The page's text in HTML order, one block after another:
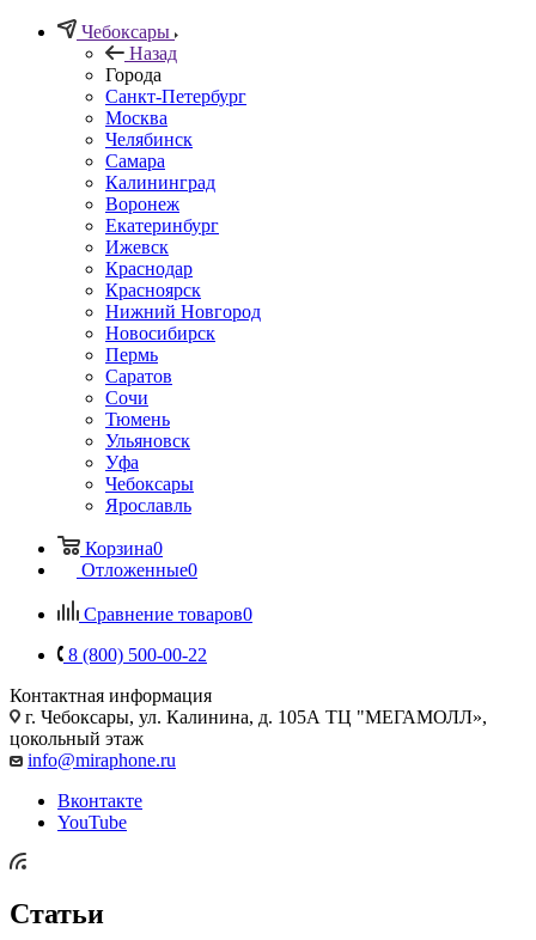
Чебоксары
Назад
Города
Санкт-Петербург
Москва
Челябинск
Самара
Калининград
Воронеж
Екатеринбург
Ижевск
Краснодар
Красноярск
Нижний Новгород
Новосибирск
Пермь
Саратов
Сочи
Тюмень
Ульяновск
Уфа
Чебоксары
Ярославль
Корзина0
Отложенные0
Сравнение товаров0
8 (800) 500-00-22
Контактная информация
г. Чебоксары, ул. Калинина, д. 105А ТЦ "МЕГАМОЛЛ»,
цокольный этаж
info@miraphone.ru
Вконтакте
YouTube
Статьи